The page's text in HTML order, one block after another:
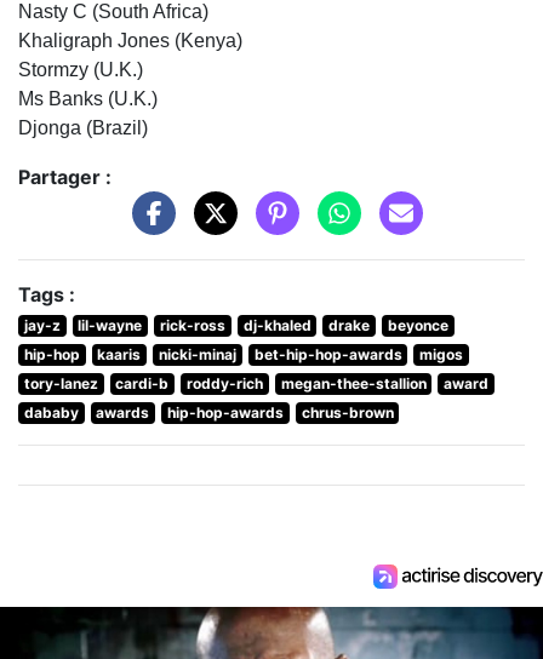
Nasty C (South Africa)
Khaligraph Jones (Kenya)
Stormzy (U.K.)
Ms Banks (U.K.)
Djonga (Brazil)
Partager :
Tags :
jay-z lil-wayne rick-ross dj-khaled drake
beyonce
hip-hop
kaaris nicki-minaj bet-hip-hop-awards
migos
tory-lanez
cardi-b roddy-rich megan-thee-stallion
award
dababy
awards hip-hop-awards chrus-brown